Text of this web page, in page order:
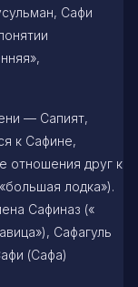
Сафи
— Сапият,
к Сафине,
отношения друг к
лодка»).
Сафиназ («
Сафагуль
(Сафа)